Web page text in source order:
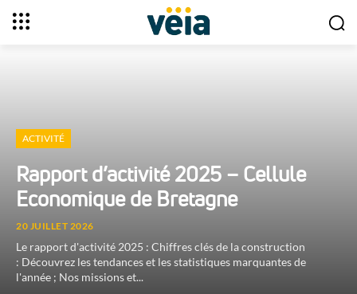
ACTIVITÉ
Rapport d’activité 2025 – Cellule
Economique de Bretagne
20 JUILLET 2026
Le rapport d'activité 2025 : Chiffres clés de la construction
: Découvrez les tendances et les statistiques marquantes de
l'année ; Nos missions et...